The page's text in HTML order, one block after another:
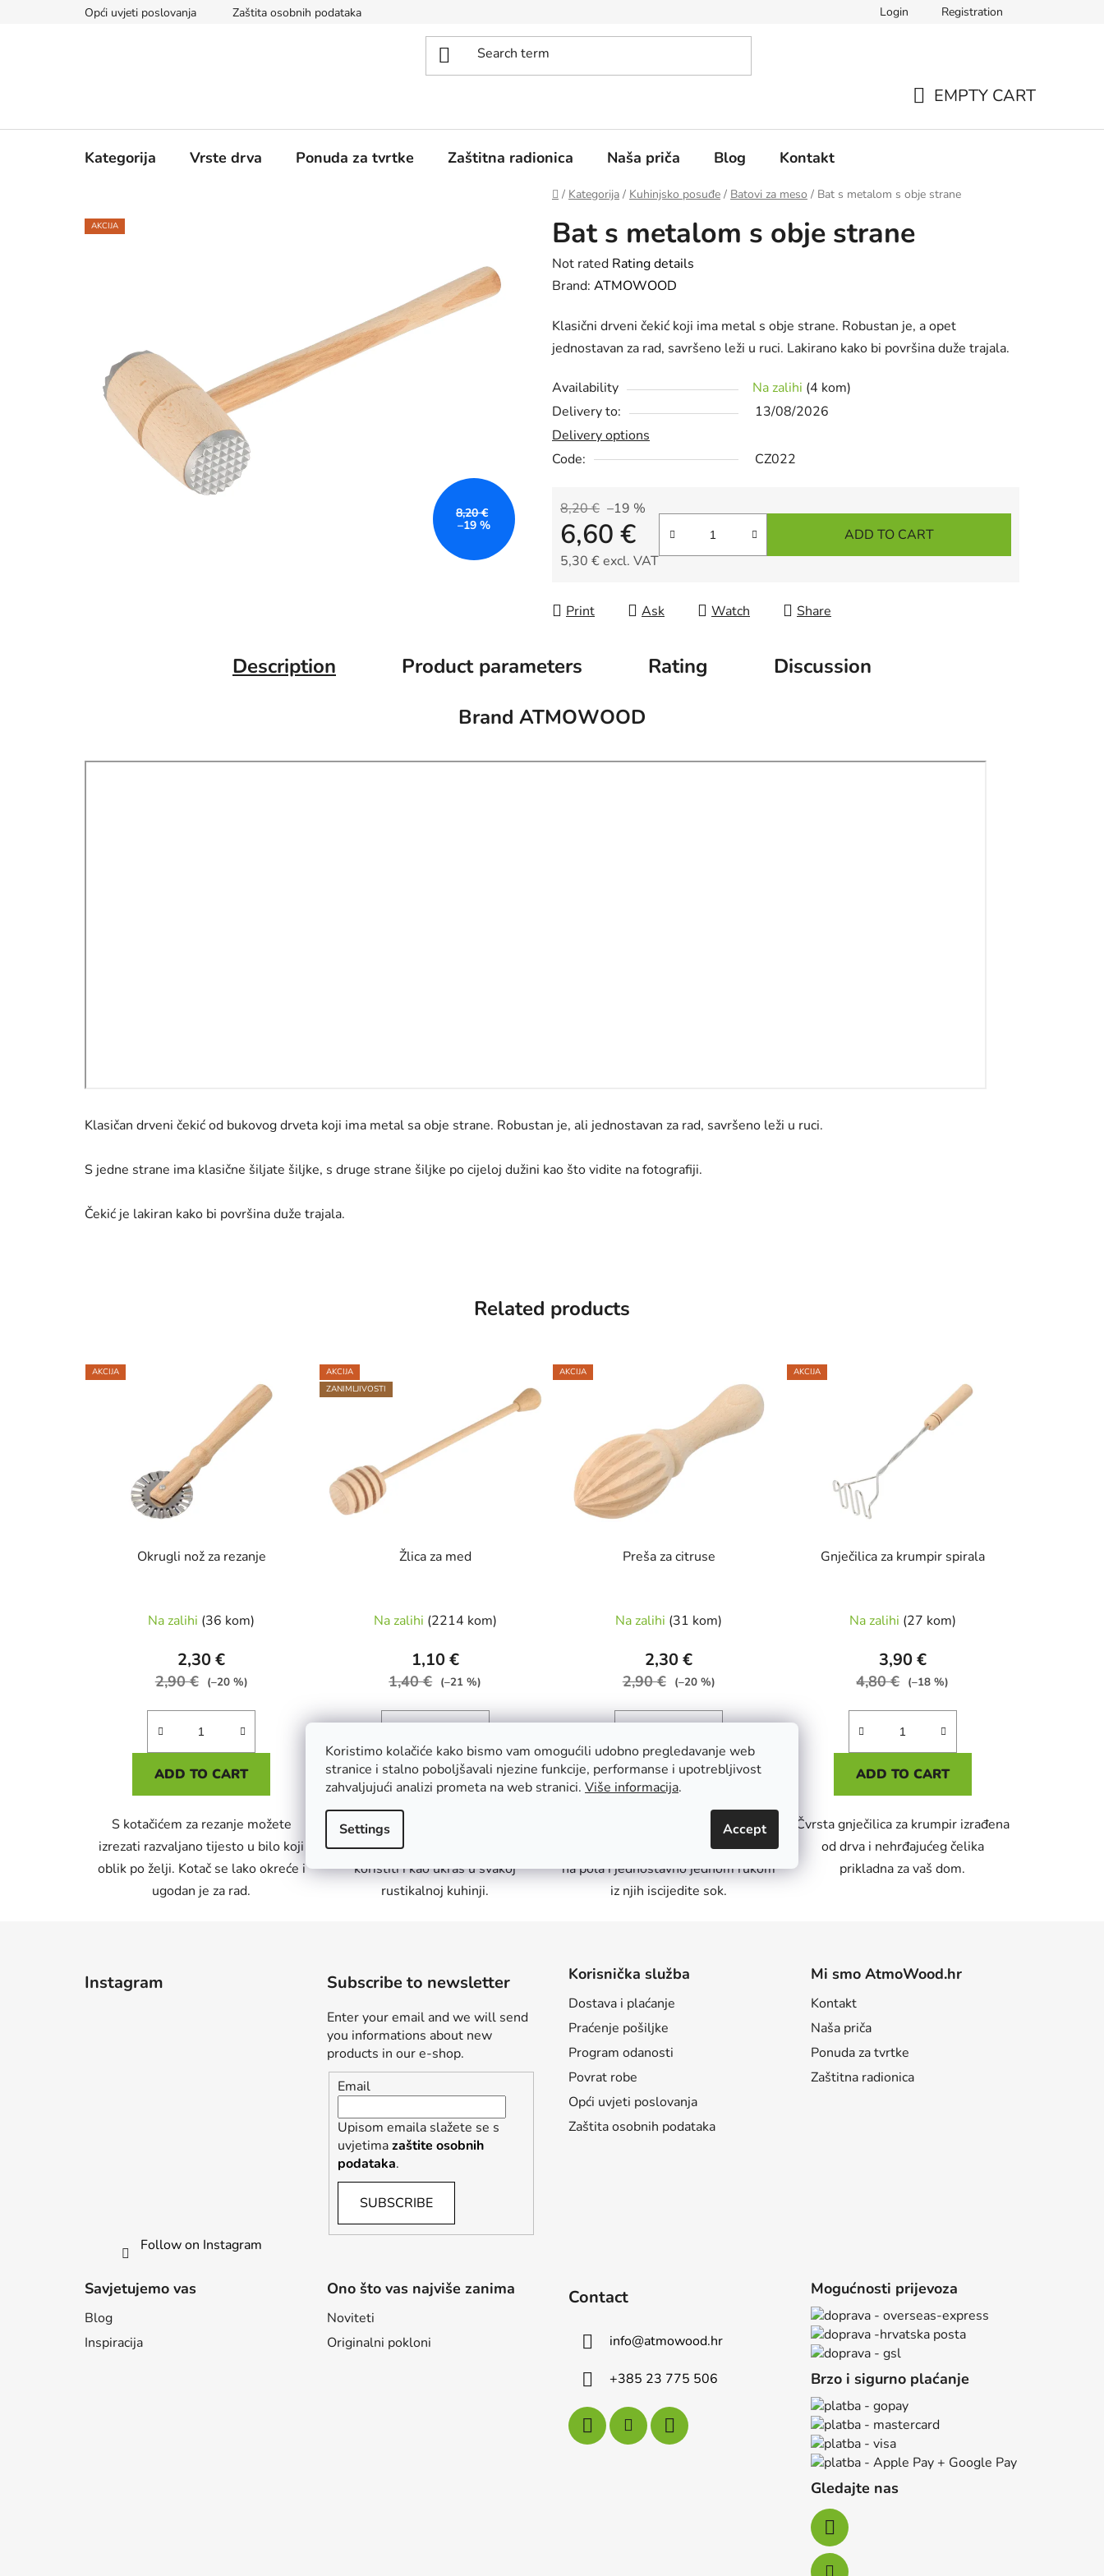
Koristimo kolačiće kako bismo vam omogućili udobno pregledavanje web
stranice i stalno poboljšavali njezine funkcije, performanse i upotrebljivost
zahvaljujući analizi prometa na web stranici. Više informacija.
Settings Accept
Opći uvjeti poslovanja Zaštita osobnih podataka Login Registration
EMPTY CART
Kategorija Vrste drva Ponuda za tvrtke Zaštitna radionica Naša priča Blog Kontakt
Home
/ Kategorija / Kuhinjsko posuđe / Batovi za meso / Bat s metalom s obje strane
Bat s metalom s obje strane
The
average
rating
is
out
of
5
stars.
Not rated Rating details
Brand: ATMOWOOD
Klasični drveni čekić koji ima metal s obje strane. Robustan je, a opet
jednostavan za rad, savršeno leži u ruci. Lakirano kako bi površina duže trajala.
Availability Na zalihi (4 kom)
Delivery to:
13/08/2026
Delivery options
Code:
CZ022
8,20 € –19 %
6,60 €
5,30 € excl. VAT
ADD TO CART
Print Ask Watch Share
AKCIJA
8,20 €
–19 %
Description Product parameters Rating
Discussion
Brand ATMOWOOD
Klasičan drveni čekić od bukovog drveta koji ima metal sa obje strane. Robustan je, ali jednostavan za rad, savršeno leži u ruci.
S jedne strane ima klasične šiljate šiljke, s druge strane šiljke po cijeloj dužini kao što vidite na fotografiji.
Čekić je lakiran kako bi površina duže trajala.
Related products
AKCIJA
Okrugli nož za rezanje
Na zalihi (36 kom)
2,30 €
2,90 € (–20 %)
ADD TO CART
S kotačićem za rezanje možete
izrezati razvaljano tijesto u bilo koji
oblik po želji. Kotač se lako okreće i
ugodan je za rad.
AKCIJA
ZANIMLJIVOSTI
Žlica za med
Na zalihi (2214 kom)
1,10 €
1,40 € (–21 %)
ADD TO CART
Prekrasna pomoćnica koja odlično
služi za vrcanje meda, ali možete je
koristiti i kao ukras u svakoj
rustikalnoj kuhinji.
AKCIJA
Preša za citruse
Na zalihi (31 kom)
2,30 €
2,90 € (–20 %)
ADD TO CART
Lijep, ali i vrlo praktičan dodatak
kuhinji. Naranču ili limun prerežite
na pola i jednostavno jednom rukom
iz njih iscijedite sok.
AKCIJA
Gnječilica za krumpir spirala
Na zalihi (27 kom)
3,90 €
4,80 € (–18 %)
ADD TO CART
Čvrsta gnječilica za krumpir izrađena
od drva i nehrđajućeg čelika
prikladna za vaš dom.
Instagram
Follow on Instagram
Subscribe to newsletter
Enter your email and we will send
you informations about new
products in our e-shop.
Email
Upisom emaila slažete se s
uvjetimazaštite osobnih
podataka.
SUBSCRIBE
Korisnička služba
Dostava i plaćanje
Praćenje pošiljke
Program odanosti
Povrat robe
Opći uvjeti poslovanja
Zaštita osobnih podataka
Mi smo AtmoWood.hr
Kontakt
Naša priča
Ponuda za tvrtke
Zaštitna radionica
Savjetujemo vas
Blog
Inspiracija
Ono što vas najviše zanima
Noviteti
Originalni pokloni
Contact
info@atmowood.hr
+385 23 775 506
Mogućnosti prijevoza
Brzo i sigurno plaćanje
Gledajte nas